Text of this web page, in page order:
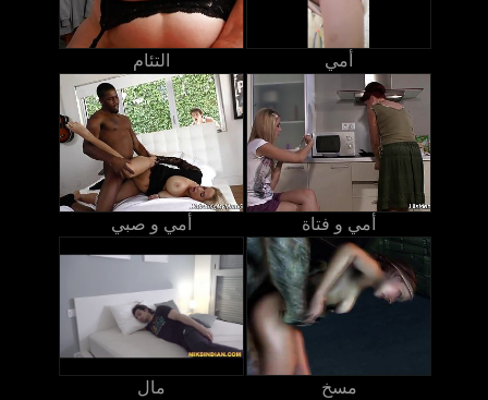
التئام أمي
أمي و صبي أمي و فتاة
مال مسخ